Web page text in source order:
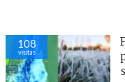
108
visitas